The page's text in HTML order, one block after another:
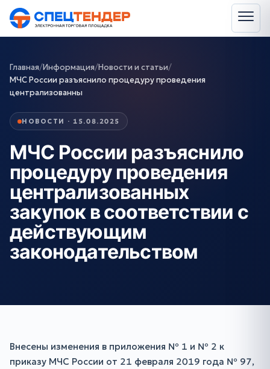
Главная/Информация/Новости и статьи/
МЧС России разъяснило процедуру проведения
централизованны
НОВОСТИ · 15.08.2025
МЧС России разъяснило
процедуру проведения
централизованных
закупок в соответствии с
действующим
законодательством
Внесены изменения в приложения № 1 и № 2 к
приказу МЧС России от 21 февраля 2019 года № 97,